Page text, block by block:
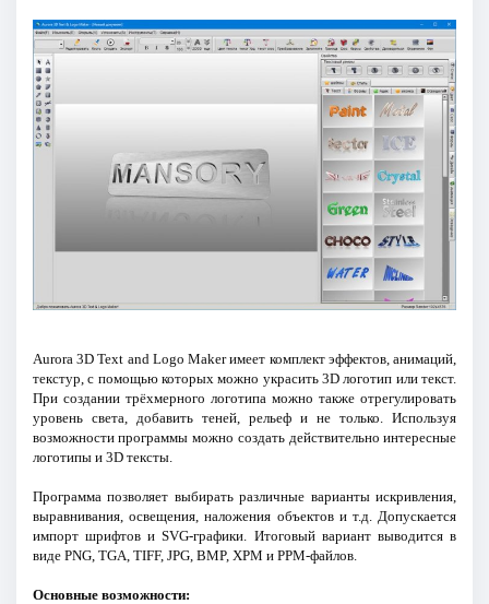
Aurora 3D Text and Logo Maker имеет комплект эффектов, анимаций,
текстур, с помощью которых можно украсить 3D логотип или текст.
При создании трёхмерного логотипа можно также отрегулировать
уровень света, добавить теней, рельеф и не только. Используя
возможности программы можно создать действительно интересные
логотипы и 3D тексты.
Программа позволяет выбирать различные варианты искривления,
выравнивания, освещения, наложения объектов и т.д. Допускается
импорт шрифтов и SVG-графики. Итоговый вариант выводится в
виде PNG, TGA, TIFF, JPG, BMP, XPM и PPM-файлов.
Основные возможности: